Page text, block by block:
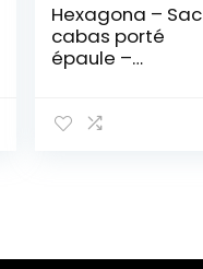
Hexagona – Sac
cabas porté
épaule –
téléphone